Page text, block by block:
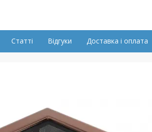
Статті Відгуки Доставка і оплата